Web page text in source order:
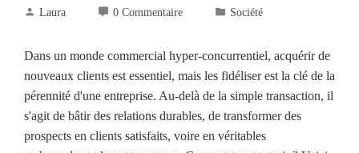
Laura 0 Commentaire Société
Dans un monde commercial hyper-concurrentiel, acquérir de
nouveaux clients est essentiel, mais les fidéliser est la clé de la
pérennité d'une entreprise. Au-delà de la simple transaction, il
s'agit de bâtir des relations durables, de transformer des
prospects en clients satisfaits, voire en véritables